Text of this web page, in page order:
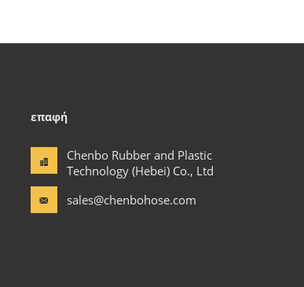
επαφή
Chenbo Rubber and Plastic
Technology (Hebei) Co., Ltd
sales@chenbohose.com